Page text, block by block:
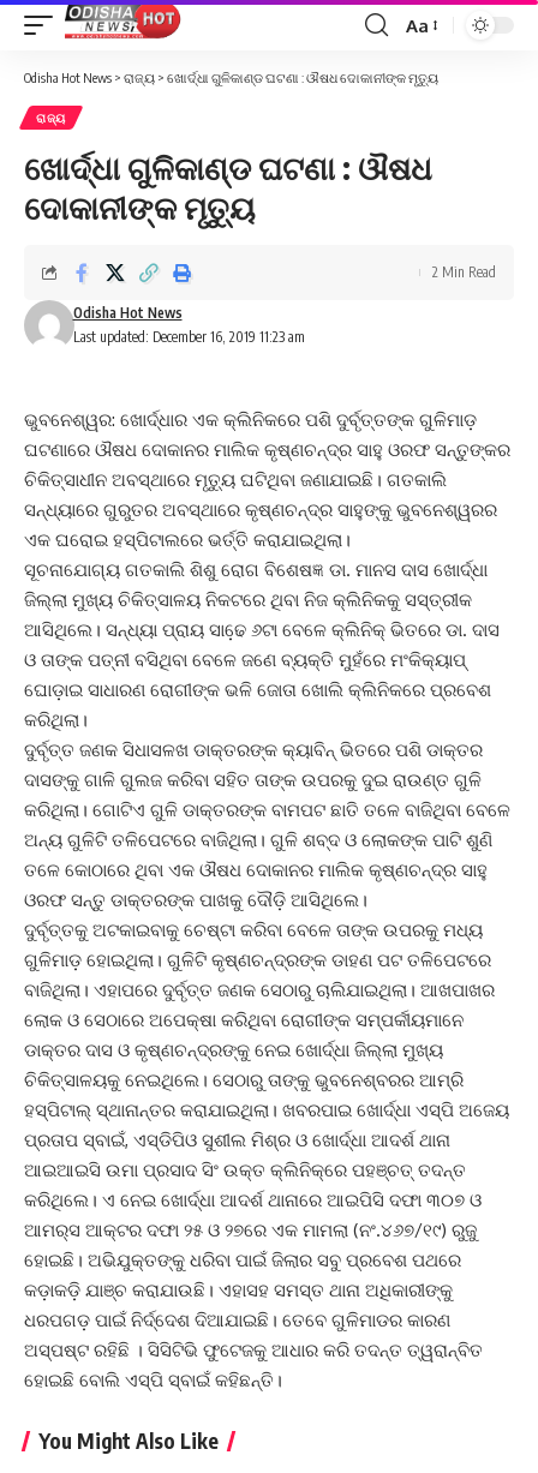
Font
Aa
Odisha Hot News > ରାଜ୍ୟ > ଖୋର୍ଦ୍ଧା ଗୁଳିକାଣ୍ଡ ଘଟଣା : ଔଷଧ ଦୋକାନୀଙ୍କ ମୃତ୍ୟୁ
ରାଜ୍ୟ
ଖୋର୍ଦ୍ଧା ଗୁଳିକାଣ୍ଡ ଘଟଣା : ଔଷଧ
ଦୋକାନୀଙ୍କ ମୃତ୍ୟୁ
Last updated: December 16, 2019 11:23 am
Odisha Hot News
2 Min Read
ଭୁବନେଶ୍ୱର: ଖୋର୍ଦ୍ଧାର ଏକ କ୍ଲିନିକରେ ପଶି ଦୁର୍ବୃତ୍ତଙ୍କ ଗୁଳିମାଡ଼
ଘଟଣାରେ ଔଷଧ ଦୋକାନର ମାଲିକ କୃଷ୍ଣଚନ୍ଦ୍ର ସାହୁ ଓରଫ ସନ୍ତୁଙ୍କର
ଚିକିତ୍ସାଧୀନ ଅବସ୍ଥାରେ ମୃତ୍ୟୁ ଘଟିଥିବା ଜଣାଯାଇଛି। ଗତକାଲି
ସନ୍ଧ୍ୟାରେ ଗୁରୁତର ଅବସ୍ଥାରେ କୃଷ୍ଣଚନ୍ଦ୍ର ସାହୁଙ୍କୁ ଭୁବନେଶ୍ୱରର
ଏକ ଘରୋଇ ହସ୍ପିଟାଲରେ ଭର୍ତ୍ତି କରାଯାଇଥିଲା।
ସୂଚନାଯୋଗ୍ୟ ଗତକାଲି ଶିଶୁ ରୋଗ ବିଶେଷଜ୍ଞ ଡା. ମାନସ ଦାସ ଖୋର୍ଦ୍ଧା
ଜିଲ୍ଲା ମୁଖ୍ୟ ଚିକିତ୍ସାଳୟ ନିକଟରେ ଥିବା ନିଜ କ୍ଲିନିକକୁ ସସ୍ତ୍ରୀକ
ଆସିଥିଲେ। ସନ୍ଧ୍ୟା ପ୍ରାୟ ସାଢେ଼ ୬ଟା ବେଳେ କ୍ଲିନିକ୍ ଭିତରେ ଡା. ଦାସ
ଓ ତାଙ୍କ ପତ୍ନୀ ବସିଥିବା ବେଳେ ଜଣେ ବ୍ୟକ୍ତି ମୁହଁରେ ମଂକିକ୍ୟାପ୍
ଘୋଡ଼ାଇ ସାଧାରଣ ରୋଗୀଙ୍କ ଭଳି ଜୋତା ଖୋଲି କ୍ଲିନିକରେ ପ୍ରବେଶ
କରିଥିଲା।
ଦୁର୍ବୃତ୍ତ ଜଣକ ସିଧାସଳଖ ଡାକ୍ତରଙ୍କ କ୍ୟାବିନ୍ ଭିତରେ ପଶି ଡାକ୍ତର
ଦାସଙ୍କୁ ଗାଳି ଗୁଲଜ କରିବା ସହିତ ତାଙ୍କ ଉପରକୁ ଦୁଇ ରାଉଣ୍ତ ଗୁଳି
କରିଥିଲା। ଗୋଟିଏ ଗୁଳି ଡାକ୍ତରଙ୍କ ବାମପଟ ଛାତି ତଳେ ବାଜିଥିବା ବେଳେ
ଅନ୍ୟ ଗୁଳିଟି ତଳିପେଟରେ ବାଜିଥିଲା। ଗୁଳି ଶବ୍ଦ ଓ ଲୋକଙ୍କ ପାଟି ଶୁଣି
ତଳେ କୋଠାରେ ଥିବା ଏକ ଔଷଧ ଦୋକାନର ମାଲିକ କୃଷ୍ଣଚନ୍ଦ୍ର ସାହୁ
ଓରଫ ସନ୍ତୁ ଡାକ୍ତରଙ୍କ ପାଖକୁ ଦୌଡ଼ି ଆସିଥିଲେ।
ଦୁର୍ବୃତ୍ତକୁ ଅଟକାଇବାକୁ ଚେଷ୍ଟା କରିବା ବେଳେ ତାଙ୍କ ଉପରକୁ ମଧ୍ୟ
ଗୁଳିମାଡ଼ ହୋଇଥିଲା। ଗୁଳିଟି କୃଷ୍ଣଚନ୍ଦ୍ରଙ୍କ ଡାହଣ ପଟ ତଳିପେଟରେ
ବାଜିଥିଲା। ଏହାପରେ ଦୁର୍ବୃତ୍ତ ଜଣକ ସେଠାରୁ ଚାଲିଯାଇଥିଲା। ଆଖପାଖର
ଲୋକ ଓ ସେଠାରେ ଅପେକ୍ଷା କରିଥିବା ରୋଗୀଙ୍କ ସମ୍ପର୍କୀୟମାନେ
ଡାକ୍ତର ଦାସ ଓ କୃଷ୍ଣଚନ୍ଦ୍ରଙ୍କୁ ନେଇ ଖୋର୍ଦ୍ଧା ଜିଲ୍ଲା ମୁଖ୍ୟ
ଚିକିତ୍ସାଳୟକୁ ନେଇଥିଲେ। ସେଠାରୁ ତାଙ୍କୁ ଭୁବନେଶ୍ବରର ଆମ୍ରି
ହସ୍ପିଟାଲ୍ ସ୍ଥାନାନ୍ତର କରାଯାଇଥିଲା। ଖବରପାଇ ଖୋର୍ଦ୍ଧା ଏସ୍‌ପି ଅଜେୟ
ପ୍ରତାପ ସ୍ବାଇଁ, ଏସ୍‌ଡିପିଓ ସୁଶୀଲ ମିଶ୍ର ଓ ଖୋର୍ଦ୍ଧା ଆଦର୍ଶ ଥାନା
ଆଇଆଇସି ଉମା ପ୍ରସାଦ ସିଂ ଉକ୍ତ କ୍ଲିନିକ୍‌ରେ ପହଞ୍ଚତ୍ ତଦନ୍ତ
କରିଥିଲେ। ଏ ନେଇ ଖୋର୍ଦ୍ଧା ଆଦର୍ଶ ଥାନାରେ ଆଇପିସି ଦଫା ୩୦୭ ଓ
ଆମର୍‌ସ ଆକ୍ଟର ଦଫା ୨୫ ଓ ୨୭ରେ ଏକ ମାମଲା (ନଂ.୪୬୭/୧୯) ରୁଜୁ
ହୋଇଛି। ଅଭିଯୁକ୍ତଙ୍କୁ ଧରିବା ପାଇଁ ଜିଲାର ସବୁ ପ୍ରବେଶ ପଥରେ
କଡ଼ାକଡ଼ି ଯାଞ୍ଚ କରାଯାଉଛି। ଏହାସହ ସମସ୍ତ ଥାନା ଅଧିକାରୀଙ୍କୁ
ଧରପଗଡ଼ ପାଇଁ ନିର୍ଦ୍ଦେଶ ଦିଆଯାଇଛି। ତେବେ ଗୁଳିମାଡର କାରଣ
ଅସ୍ପଷ୍ଟ ରହିଛି । ସିସିଟିଭି ଫୁଟେଜକୁ ଆଧାର କରି ତଦନ୍ତ ତ୍ୱରାନ୍ବିତ
ହୋଇଛି ବୋଲି ଏସ୍‌ପି ସ୍ବାଇଁ କହିଛନ୍ତି।
You Might Also Like